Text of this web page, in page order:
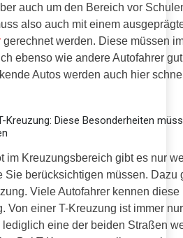
auch um den Bereich vor
also auch mit einem
gerechnet werden. Diese müssen
ebenso wie andere Autofahrer
Autos werden auch hier
Kreuzung: Diese Besonderheiten
im Kreuzungsbereich gibt es nur
Sie berücksichtigen müssen. Dazu
Viele Autofahrer kennen diese
Von einer T-Kreuzung ist immer
eine der beiden Straßen